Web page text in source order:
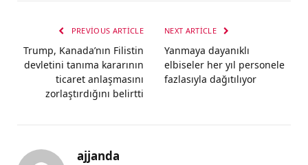
PREVIOUS ARTICLE
Trump, Kanada’nın Filistin
devletini tanıma kararının
ticaret anlaşmasını
zorlaştırdığını belirtti
NEXT ARTICLE
Yanmaya dayanıklı
elbiseler her yıl personele
fazlasıyla dağıtılıyor
ajjanda